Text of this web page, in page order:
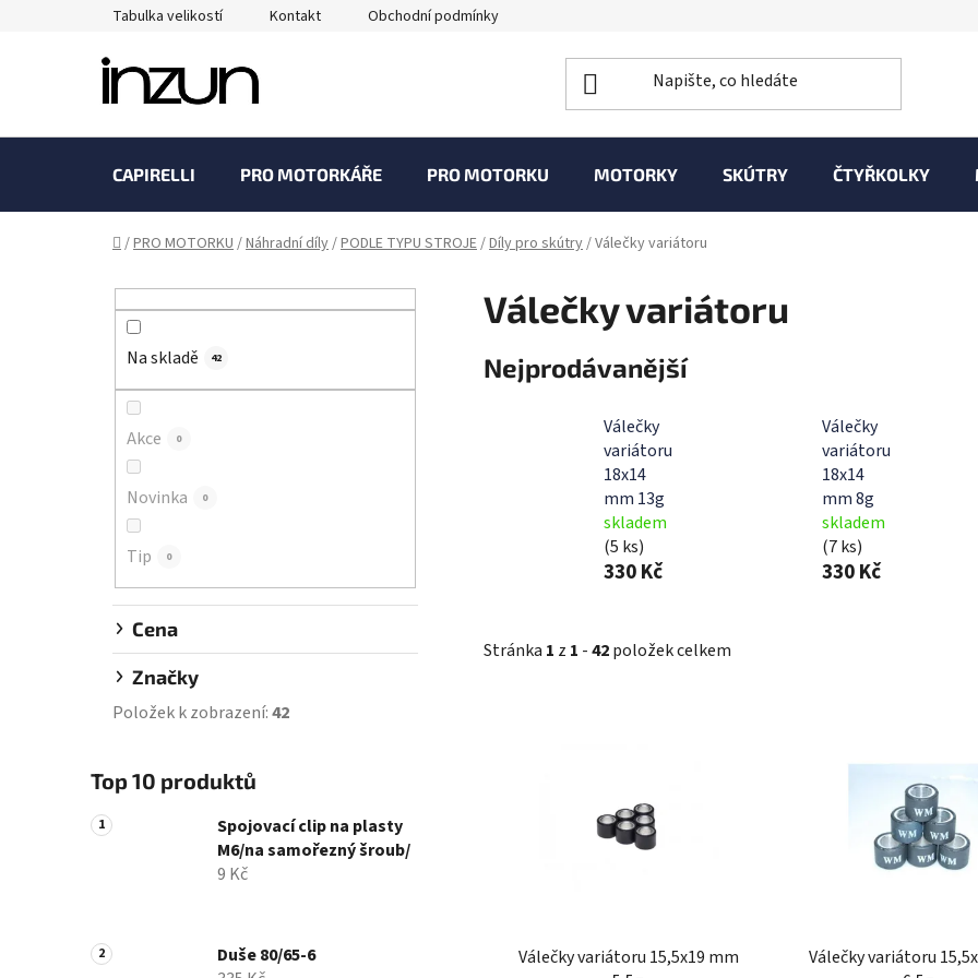
Tabulka velikostí Kontakt Obchodní podmínky
CAPIRELLI PRO MOTORKÁŘE PRO MOTORKU MOTORKY SKÚTRY ČTYŘKOLKY
Domů
/PRO MOTORKU/Náhradní díly/PODLE TYPU STROJE/Díly pro skútry/Válečky variátoru
Na skladě 42
Akce 0
Novinka 0
Tip 0
Cena
Značky
Položek k zobrazení:42
Top 10 produktů
Spojovací clip na plasty
M6/na samořezný šroub/
9 Kč
Duše 80/65-6
Válečky variátoru
Nejprodávanější
Válečky
variátoru
18x14
mm 13g
skladem
(5 ks)
330 Kč
Válečky
variátoru
18x14
mm 8g
skladem
(7 ks)
330 Kč
Stránka 1 z 1 -42položek celkem
Válečky variátoru 15,5x19 mm
Válečky variátoru